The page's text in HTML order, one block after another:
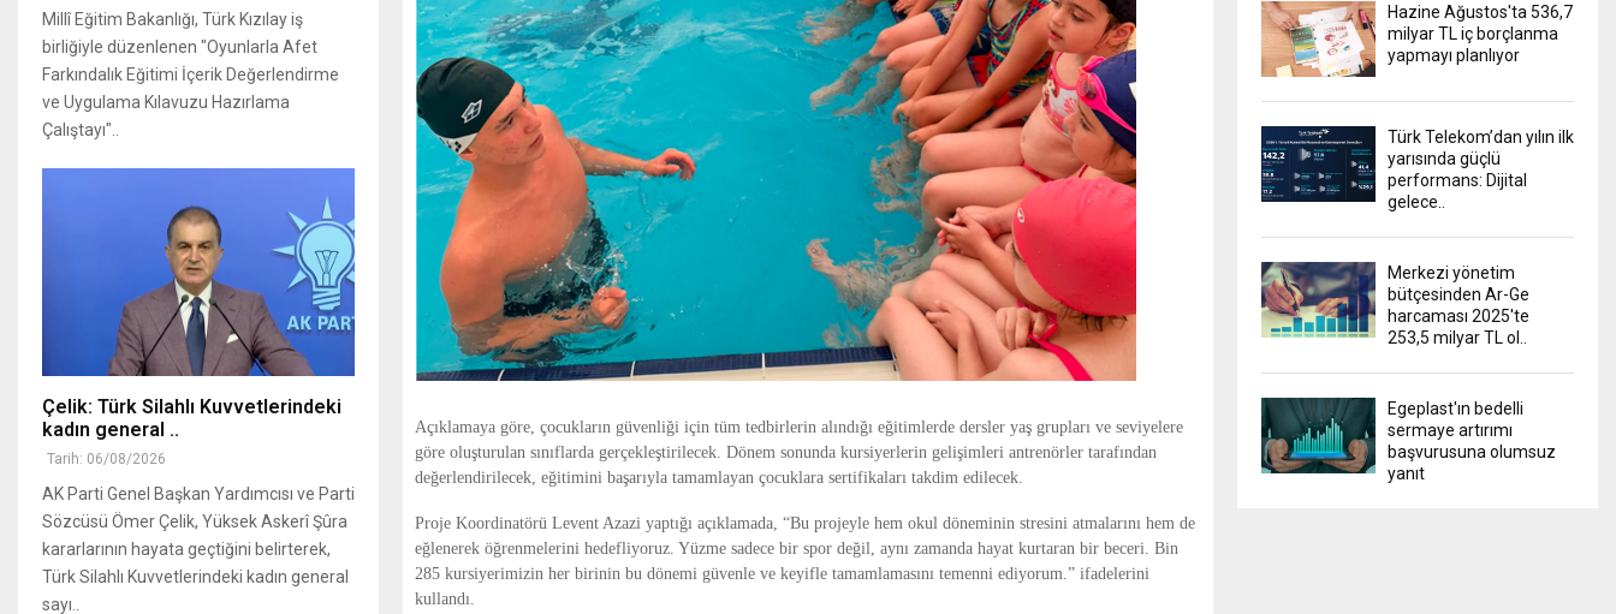
Açıklamaya göre, çocukların güvenliği için tüm tedbirlerin alındığı eğitimlerde dersler yaş grupları ve seviyelere
göre oluşturulan sınıflarda gerçekleştirilecek. Dönem sonunda kursiyerlerin gelişimleri antrenörler tarafından
değerlendirilecek, eğitimini başarıyla tamamlayan çocuklara sertifikaları takdim edilecek.
Proje Koordinatörü Levent Azazi yaptığı açıklamada, “Bu projeyle hem okul döneminin stresini atmalarını hem de
eğlenerek öğrenmelerini hedefliyoruz. Yüzme sadece bir spor değil, aynı zamanda hayat kurtaran bir beceri. Bin
285 kursiyerimizin her birinin bu dönemi güvenle ve keyifle tamamlamasını temenni ediyorum.” ifadelerini
kullandı.
Millî Eğitim Bakanlığı, Türk Kızılay iş
birliğiyle düzenlenen "Oyunlarla Afet
Farkındalık Eğitimi İçerik Değerlendirme
ve Uygulama Kılavuzu Hazırlama
Çalıştayı"..
Çelik: Türk Silahlı Kuvvetlerindeki
kadın general ..
Tarih: 06/08/2026
AK Parti Genel Başkan Yardımcısı ve Parti
Sözcüsü Ömer Çelik, Yüksek Askerî Şûra
kararlarının hayata geçtiğini belirterek,
Türk Silahlı Kuvvetlerindeki kadın general
sayı..
Hazine Ağustos'ta 536,7
milyar TL iç borçlanma
yapmayı planlıyor
Türk Telekom’dan yılın ilk
yarısında güçlü
performans: Dijital
gelece..
Merkezi yönetim
bütçesinden Ar-Ge
harcaması 2025'te
253,5 milyar TL ol..
Egeplast'ın bedelli
sermaye artırımı
başvurusuna olumsuz
yanıt